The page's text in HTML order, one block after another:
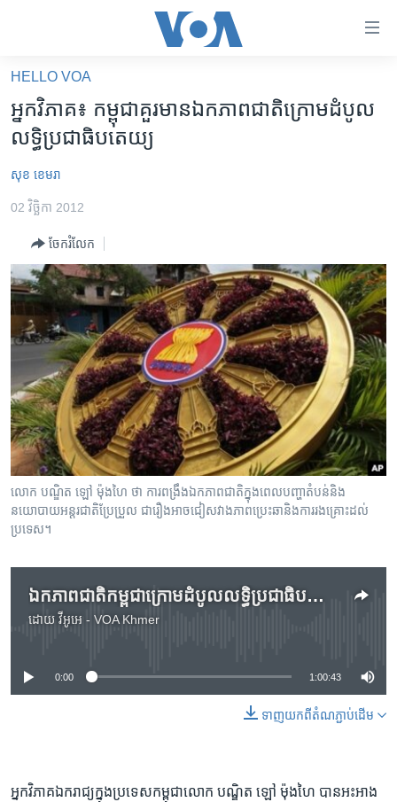
គេហទំព័រ​
ទាក់ទង
រំលង​
និង​
ទំព័រ​
ម្តង
រំលង​
និង​
ចូល​
រចនា
សម្ព័ន្ធ​
រំលង​
និង​
ទៅ​
កាន់​
ស្វែង​
អន្តរជាតិ
ហេឡូវីអូអេ
កម្ពុជាច្នៃប្រតិដ្ឋ
ព្រឹត្តិការណ៍ព័ត៌មាន
ទូរទស្សន៍ / វីដេអូ​
វិទ្យុ / ផតខាសថ៍
កម្មវិធីទាំងអស់
Khmer English
បណ្តាញ​សង្គម
HELLO VOA
អ្នក​វិភាគ៖ កម្ពុជា​គួរ​មាន​ឯកភាព​ជាតិ​​​ក្រោម​ដំបូល​
លទ្ធិប្រជាធិបតេយ្យ
សុខ ខេមរា
02 វិច្ឆិកា 2012
ចែករំលែក
លោក បណ្ឌិត ឡៅ ម៉ុងហៃ ថា ការ​ពង្រឹង​ឯកភាព​ជាតិ​ក្នុង​ពេល​បញ្ហា​តំបន់​និង​
នយោបាយ​អន្តរជាតិ​ប្រែប្រួល​ ជា​រឿង​អាច​ជៀសវាង​ភាព​ប្រេះឆា​និង​ការ​រងគ្រោះ​ដល់
ប្រទេស។
ឯកភាព​ជាតិ​កម្ពុជា​ក្រោម​ដំបូល​លទ្ធិប្រជាធិបតេយ្យ
ដោយវីអូអេ - VOA Khmer
0:00 1:00:43
ទាញ​យក​ពី​តំណភ្ជាប់​ដើម
អ្នក​វិភាគ​ឯករាជ្យ​ក្នុង​ប្រទេស​កម្ពុជា​លោក​ បណ្ឌិត ​ឡៅ ម៉ុងហៃ ​បាន​អះអាង​